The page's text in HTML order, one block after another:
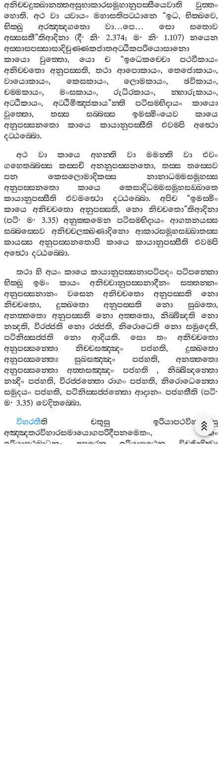
අනිච‍්චදුක‍්ඛානත‍්තඅසුභාකාරසමූහානුපස‍්සීයෙවාති
වුත‍්තං
හොති. අථ වා ය‍්වායං මහාසතිපට‍්ඨානෙ “ඉධ, භික‍්ඛවෙ,
භික‍්ඛු
අරඤ‍්ඤගතො වා…පෙ… සො
සතොව
අස‍්සසතී”තිආදිනා (දී·නි· 2.374; ම· නි· 1.107)නයෙන
අස‍්සාසපස‍්සාසාදිචුණ‍්ණකජාතඅට‍්ඨිකපරියොසානො
කායො
වුත‍්තො, යො ච “ඉධෙකච‍්චො
පථවීකායං
අනිච‍්චතො අනුපස‍්සති, තථා ආපොකායං, තෙජොකායං,
වායොකායං, කෙසකායං,ලොමකායං,ඡවිකායං,
චම‍්මකායං, මංසකායං, රුධිරකායං, න‍්හාරුකායං,
අට‍්ඨිකායං, අට‍්ඨිමිඤ‍්ජකාය”න‍්ති පටිසම‍්භිදායං
කායො
වුත‍්තො, තස‍්ස සබ‍්බස‍්ස ඉමස‍්මිංයෙව
කායෙ
අනුපස‍්සනතො
කායෙ කායානුපස‍්සීති එවම‍්පි
අත්‍ථො
දට‍්ඨබ‍්බො.
අථ
වා කායෙ අහන‍්ති වා මමන‍්ති වා
එවං
ගහෙතබ‍්බස‍්ස
කස‍්සචි අනනුපස‍්සනතො, තස‍්ස
තස‍්සෙව
පන
කෙසලොමාදිකස‍්ස
නානාධම‍්මසමූහස‍්ස
අනුපස‍්සනතො
කායෙ
කෙසාදිධම‍්මසමූහසඞ‍්ඛාතෙ
කායානුපස‍්සීති
එවමත්‍ථො දට‍්ඨබ‍්බො. අපිච“ඉමස‍්මිං
කායෙ
අනිච‍්චතො අනුපස‍්සති, නො නිච‍්චතො”තිආදිනා
(පටි· ම· 3.35)අනුක‍්කමෙන පටිසම‍්භිදායං
ආගතනයස‍්ස
සබ‍්බස‍්සෙව
අනිච‍්චලක‍්ඛණාදිනො
ආකාරසමූහසඞ‍්ඛාතස‍්ස
කායස‍්ස
අනුපස‍්සනතොපි කායෙ කායානුපස‍්සීති
එවම‍්පි
අත්‍ථො දට‍්ඨබ‍්බො.
තථා හි අයං කායෙ කායානුපස‍්සනාපටිපදං පටිපන‍්නො
භික‍්ඛු
ඉමං කායං අනිච‍්චානුපස‍්සනාදීනං
සත‍්තන‍්නං
අනුපස‍්සනානං
වසෙන අනිච‍්චතො අනුපස‍්සති
නො
නිච‍්චතො, දුක‍්ඛතො අනුපස‍්සති නො සුඛතො,
අනත‍්තතො
අනුපස‍්සති නො අත‍්තතො,නිබ‍්බින්‍දති
නො
නන්‍දති,විරජ‍්ජති නො රජ‍්ජති,නිරොධෙති නො සමුදෙති,
පටිනිස‍්සජ‍්ජති
නො ආදියති.සො තං
අනිච‍්චතො
අනුපස‍්සන‍්තො
නිච‍්චසඤ‍්ඤං පජහති, දුක‍්ඛතො
අනුපස‍්සන‍්තො
සුඛසඤ‍්ඤං පජහති,අනත‍්තතො
අනුපස‍්සන‍්තො
අත‍්තසඤ‍්ඤං පජහති , නිබ‍්බින්‍දන‍්තො
නන්‍දිං පජහති, විරජ‍්ජන‍්තො රාගං පජහති, නිරොධෙන‍්තො
සමුදයං පජහති, පටිනිස‍්සජ‍්ජන‍්තො ආදානං පජහතීති (පටි·
ම· 3.35) වෙදිතබ‍්බො.
විහරතීති චතූසු
ඉරියාපථවිහාරෙසු
අඤ‍්ඤතරවිහාරසමායොගපරිදීපනමෙතං,එකං
ඉරියාපථබාධනං
අපරෙන ඉරියාපථෙන
විච‍්ඡින්‍දිත්‍වා